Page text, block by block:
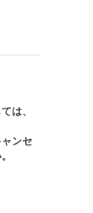
は、
ンセ